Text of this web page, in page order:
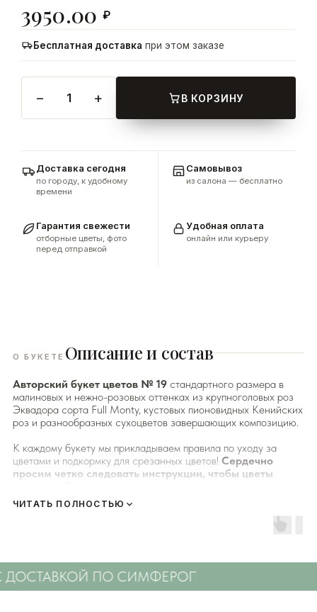
3950.00 ₽
Бесплатная доставка при этом заказе
− 1 + В КОРЗИНУ
Доставка сегодня
по городу, к удобному
времени
Самовывоз
из салона — бесплатно
Гарантия свежести
отборные цветы, фото
перед отправкой
Удобная оплата
онлайн или курьеру
О БУКЕТЕ Описание и состав
Авторский букет цветов № 19 стандартного размера в
малиновых и нежно-розовых оттенках из крупноголовых роз
Эквадора сорта Full Monty, кустовых пионовидных Кенийских
роз и разнообразных сухоцветов завершающих композицию.
К каждому букету мы прикладываем правила по уходу за
цветами и подкормку для срезанных цветов! Сердечно
просим четко следовать инструкции, чтобы цветы
Мы подходим к каждой доставке цветов индивидуально
виду букета (Приблизительному размеру букета, цветовой
гаммы, формату), после заказа с Вами сразу свяжется наш
администратор для уточнения деталей заказа.
ЧИТАТЬ ПОЛНОСТЬЮ
ДОСТАВКОЙ ПО СИМФЕРОПОЛЮ